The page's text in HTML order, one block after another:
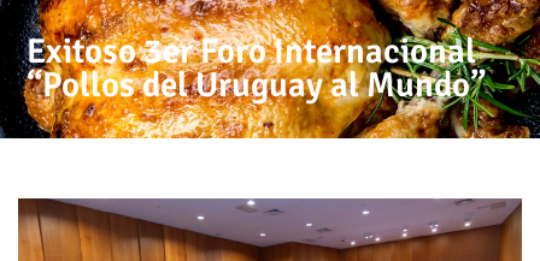
Exitoso 3er Foro Internacional
“Pollos del Uruguay al Mundo”